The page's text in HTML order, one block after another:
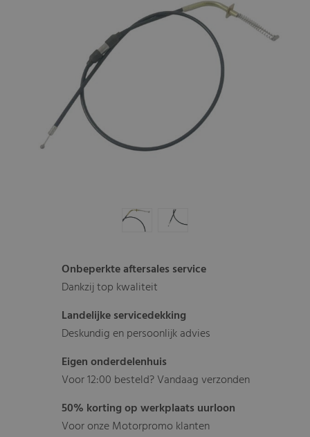
Onbeperkte aftersales service
Dankzij top kwaliteit
Landelijke servicedekking
Deskundig en persoonlijk advies
Eigen onderdelenhuis
Voor 12:00 besteld? Vandaag verzonden
50% korting op werkplaats uurloon
Voor onze Motorpromo klanten